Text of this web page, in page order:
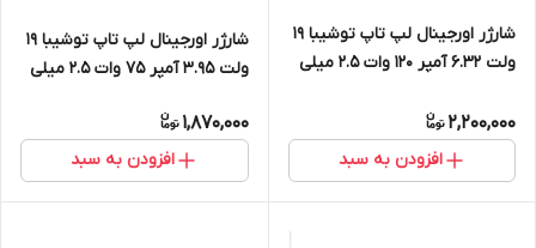
شارژر اورجینال لپ تاپ توشیبا 19
ولت 6.32 آمپر 120 وات 2.5 میلی
2,200,000
افزودن به سبد
شارژر اورجینال لپ تاپ توشیبا 19
ولت 3.95 آمپر 75 وات 2.5 میلی
1,870,000
افزودن به سبد